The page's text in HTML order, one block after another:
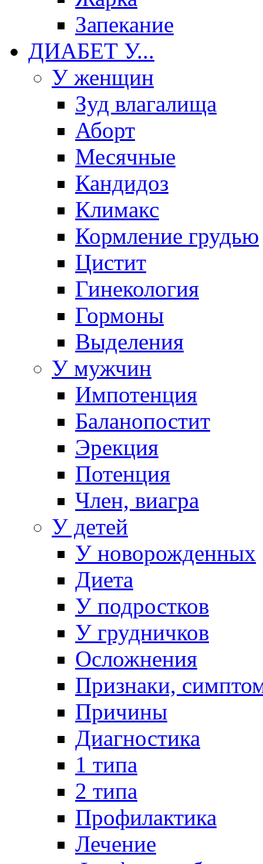
Запекание
ДИАБЕТ У...
У женщин
Зуд влагалища
Аборт
Месячные
Кандидоз
Климакс
Кормление грудью
Цистит
Гинекология
Гормоны
Выделения
У мужчин
Импотенция
Баланопостит
Эрекция
Потенция
Член, виагра
У детей
У новорожденных
Диета
У подростков
У грудничков
Осложнения
Признаки,
Причины
Диагностика
1 типа
2 типа
Профилактика
Лечение